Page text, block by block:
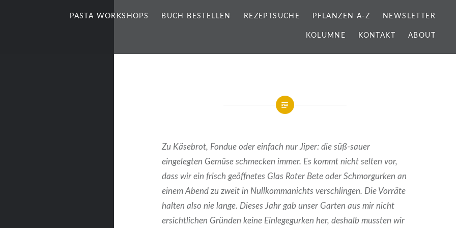
PASTA WORKSHOPS BUCH BESTELLEN REZEPTSUCHE PFLANZEN A-Z NEWSLETTER
KOLUMNE KONTAKT ABOUT
Zu Käsebrot, Fondue oder einfach nur Jiper: die süß-sauer
eingelegten Gemüse schmecken immer. Es kommt nicht selten vor,
dass wir ein frisch geöffnetes Glas Roter Bete oder Schmorgurken an
einem Abend zu zweit in Nullkommanichts verschlingen. Die Vorräte
halten also nie lange. Dieses Jahr gab unser Garten aus mir nicht
ersichtlichen Gründen keine Einlegegurken her, deshalb mussten wir